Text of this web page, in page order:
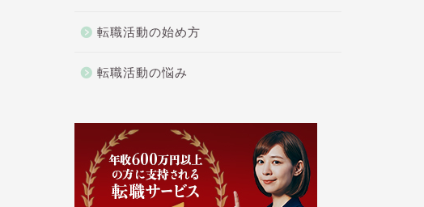
転職活動の始め方
転職活動の悩み